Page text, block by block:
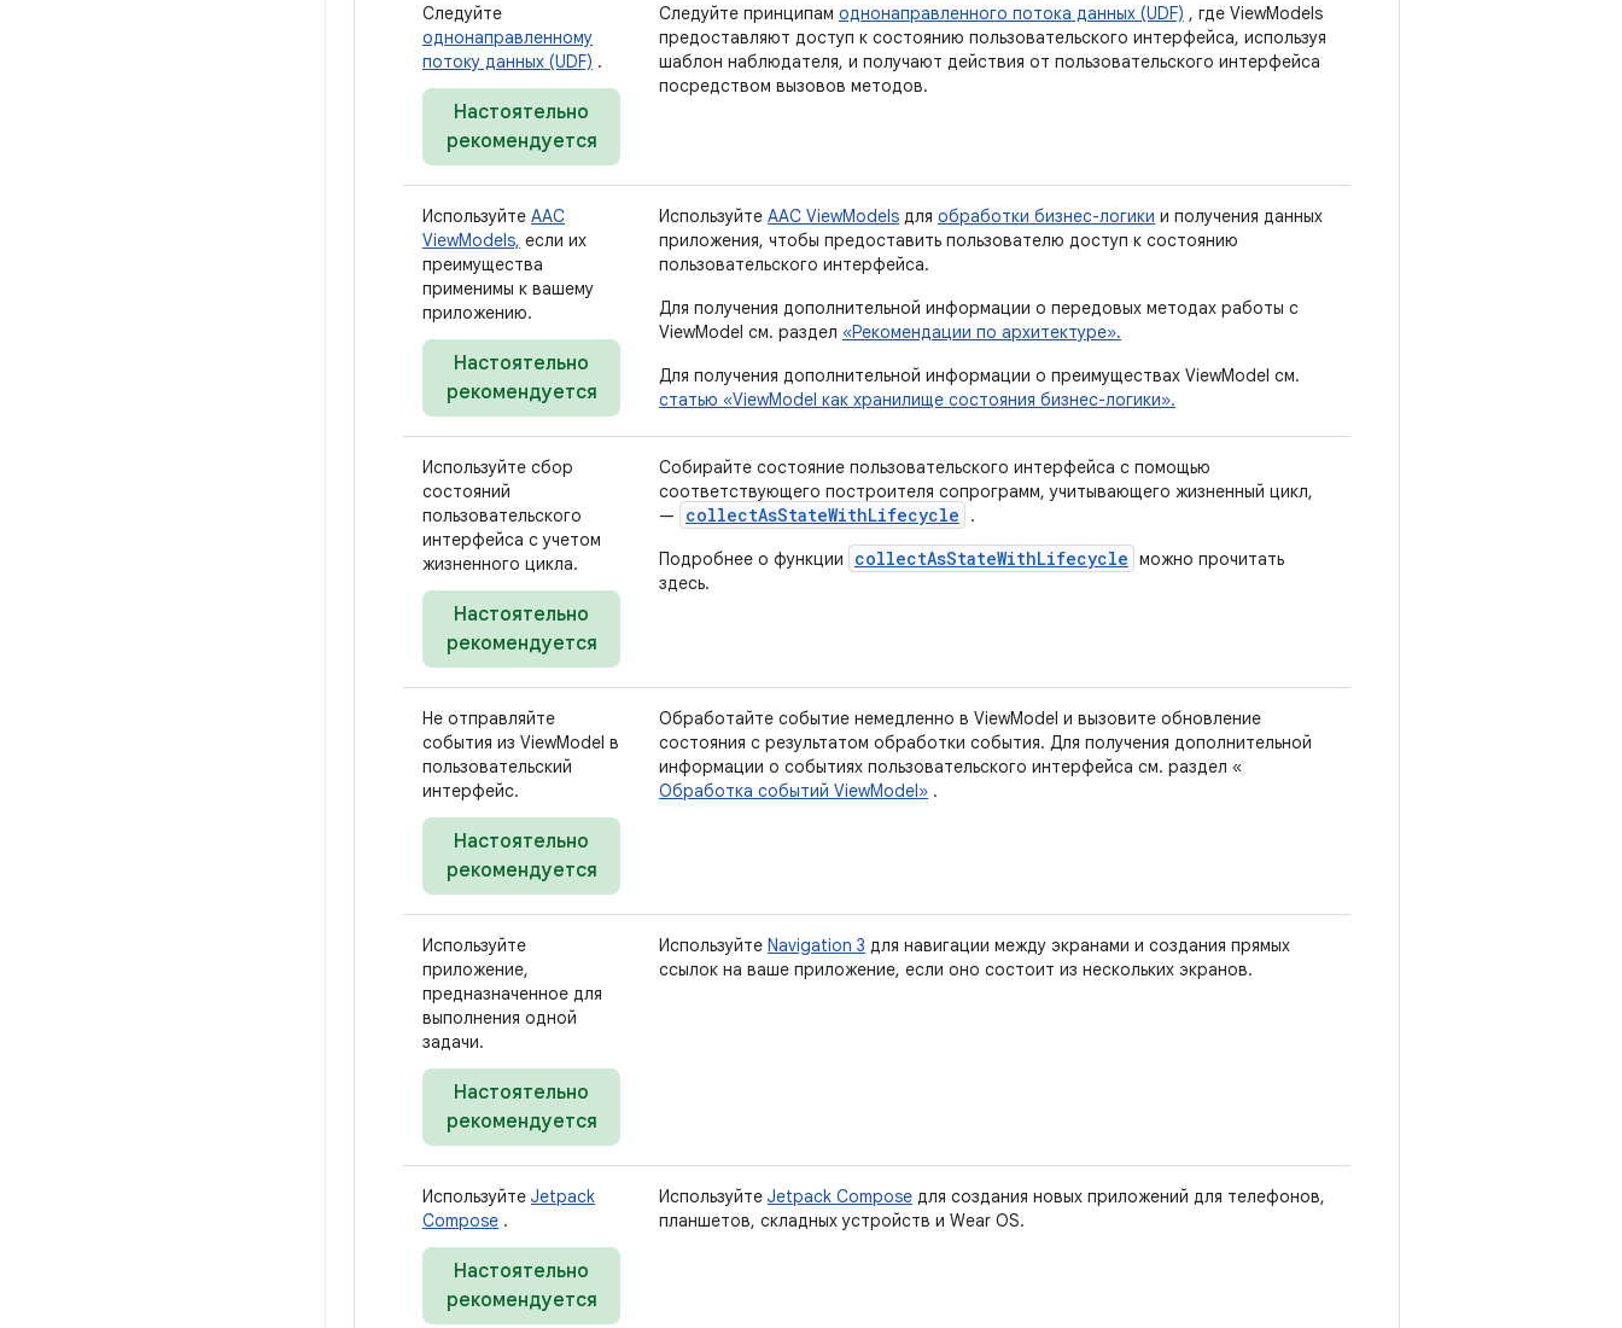
Следуйте
однонаправленному
потоку данных (UDF) .
Настоятельно
рекомендуется
Следуйте принципам однонаправленного потока данных (UDF) , где ViewModels
предоставляют доступ к состоянию пользовательского интерфейса, используя
шаблон наблюдателя, и получают действия от пользовательского интерфейса
посредством вызовов методов.
Используйте AAC
ViewModels, если их
преимущества
применимы к вашему
приложению.
Настоятельно
рекомендуется
Используйте AAC ViewModels для обработки бизнес-логики и получения данных
приложения, чтобы предоставить пользователю доступ к состоянию
пользовательского интерфейса.
Для получения дополнительной информации о передовых методах работы с
ViewModel см. раздел «Рекомендации по архитектуре».
Для получения дополнительной информации о преимуществах ViewModel см.
статью «ViewModel как хранилище состояния бизнес-логики».
Используйте сбор
состояний
пользовательского
интерфейса с учетом
жизненного цикла.
Настоятельно
рекомендуется
Собирайте состояние пользовательского интерфейса с помощью
соответствующего построителя сопрограмм, учитывающего жизненный цикл,
—
collectAsStateWithLifecycle
.
Подробнее о функции
collectAsStateWithLifecycle можно прочитать
здесь.
Не отправляйте
события из ViewModel в
пользовательский
интерфейс.
Настоятельно
рекомендуется
Обработайте событие немедленно в ViewModel и вызовите обновление
состояния с результатом обработки события. Для получения дополнительной
информации о событиях пользовательского интерфейса см. раздел «
Обработка событий ViewModel» .
Используйте
приложение,
предназначенное для
выполнения одной
задачи.
Настоятельно
рекомендуется
Используйте Navigation 3 для навигации между экранами и создания прямых
ссылок на ваше приложение, если оно состоит из нескольких экранов.
Используйте Jetpack
Compose .
Настоятельно
рекомендуется
Используйте Jetpack Compose для создания новых приложений для телефонов,
планшетов, складных устройств и Wear OS.